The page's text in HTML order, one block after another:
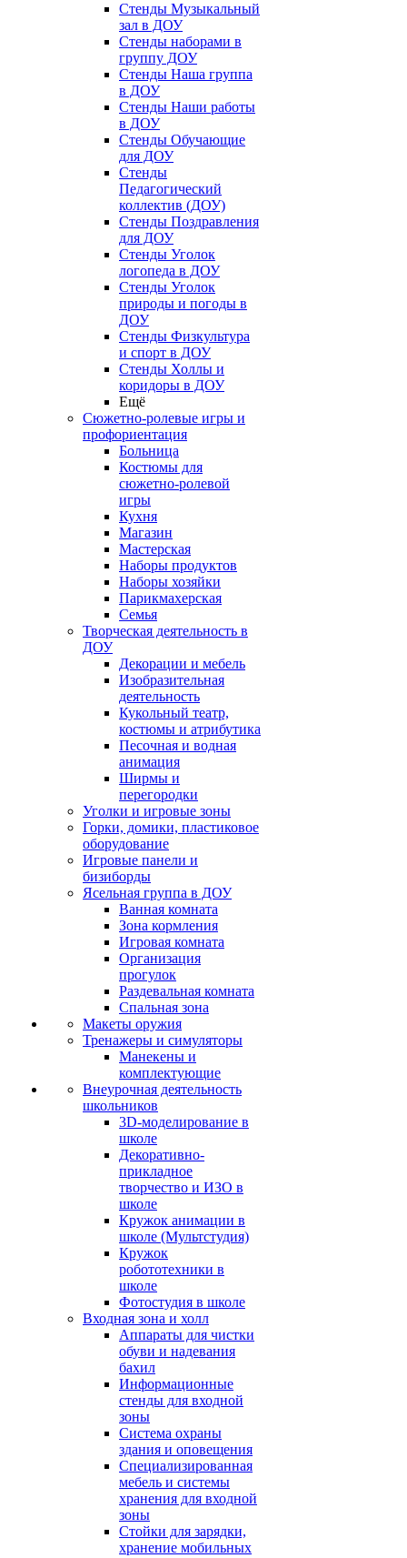
Стенды Музыкальный
зал в ДОУ
Стенды наборами в
группу ДОУ
Стенды Наша группа
в ДОУ
Стенды Наши работы
в ДОУ
Стенды Обучающие
для ДОУ
Стенды
Педагогический
коллектив (ДОУ)
Стенды Поздравления
для ДОУ
Стенды Уголок
логопеда в ДОУ
Стенды Уголок
природы и погоды в
ДОУ
Стенды Физкультура
и спорт в ДОУ
Стенды Холлы и
коридоры в ДОУ
Ещё
Сюжетно-ролевые игры и
профориентация
Больница
Костюмы для
сюжетно-ролевой
игры
Кухня
Магазин
Мастерская
Наборы продуктов
Наборы хозяйки
Парикмахерская
Семья
Творческая деятельность в
ДОУ
Декорации и мебель
Изобразительная
деятельность
Кукольный театр,
костюмы и атрибутика
Песочная и водная
анимация
Ширмы и
перегородки
Уголки и игровые зоны
Горки, домики, пластиковое
оборудование
Игровые панели и
бизиборды
Ясельная группа в ДОУ
Ванная комната
Зона кормления
Игровая комната
Организация
прогулок
Раздевальная комната
Спальная зона
Макеты оружия
Тренажеры и симуляторы
Манекены и
комплектующие
Внеурочная деятельность
школьников
3D-моделирование в
школе
Декоративно-
прикладное
творчество и ИЗО в
школе
Кружок анимации в
школе (Мультстудия)
Кружок
робототехники в
школе
Фотостудия в школе
Входная зона и холл
Аппараты для чистки
обуви и надевания
бахил
Информационные
стенды для входной
зоны
Система охраны
здания и оповещения
Специализированная
мебель и системы
хранения для входной
зоны
Стойки для зарядки,
хранение мобильных